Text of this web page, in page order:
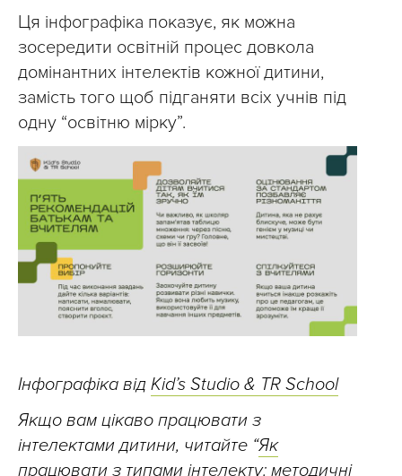
Ця інфографіка показує, як можна
зосередити освітній процес довкола
домінантних інтелектів кожної дитини,
замість того щоб підганяти всіх учнів під
одну “освітню мірку”.
Інфографіка від Kid’s Studio & TR School
Якщо вам цікаво працювати з
інтелектами дитини, читайте “Як
працювати з типами інтелекту: методичні